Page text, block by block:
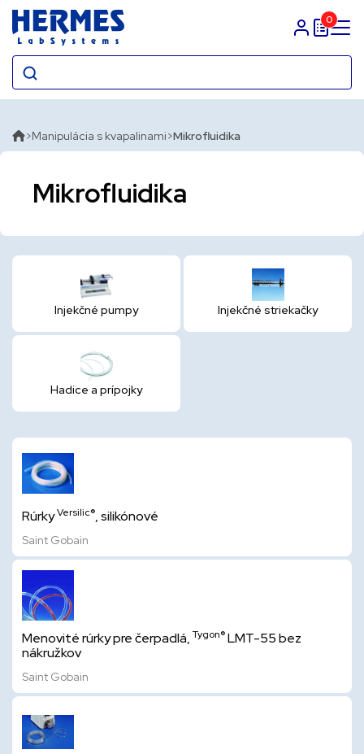
Prihlasit sa
0
Manipulácia s kvapalinami Mikrofluidika
Mikrofluidika
Injekčné pumpy Injekčné striekačky
Hadice a prípojky
RúrkyVersilic®, silikónové
Saint Gobain
Menovité rúrky pre čerpadlá, Tygon®LMT-55 bez
nákružkov
Saint Gobain